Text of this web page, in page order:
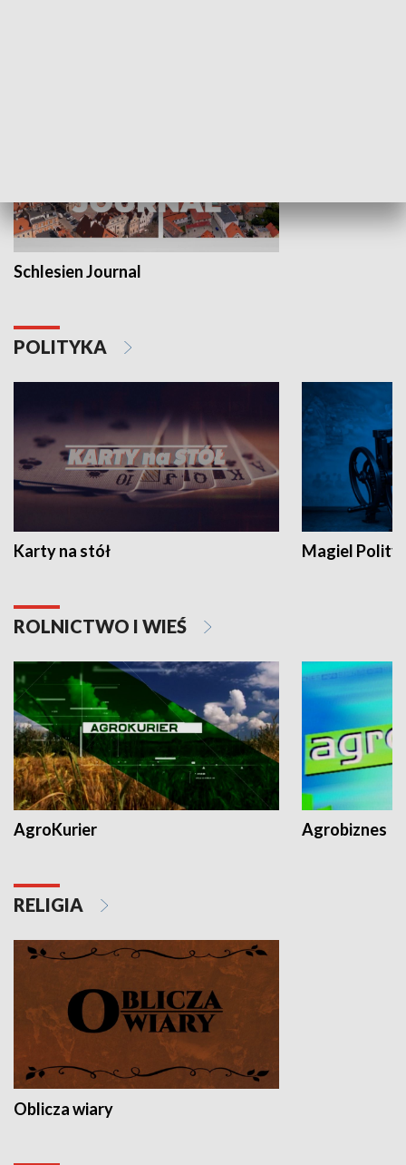
Schlesien Journal
POLITYKA
Karty na stół Magiel
ROLNICTWO I WIEŚ
AgroKurier Agrobiznes
RELIGIA
Oblicza wiary